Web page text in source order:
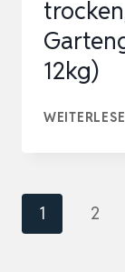
12kg)
1 2